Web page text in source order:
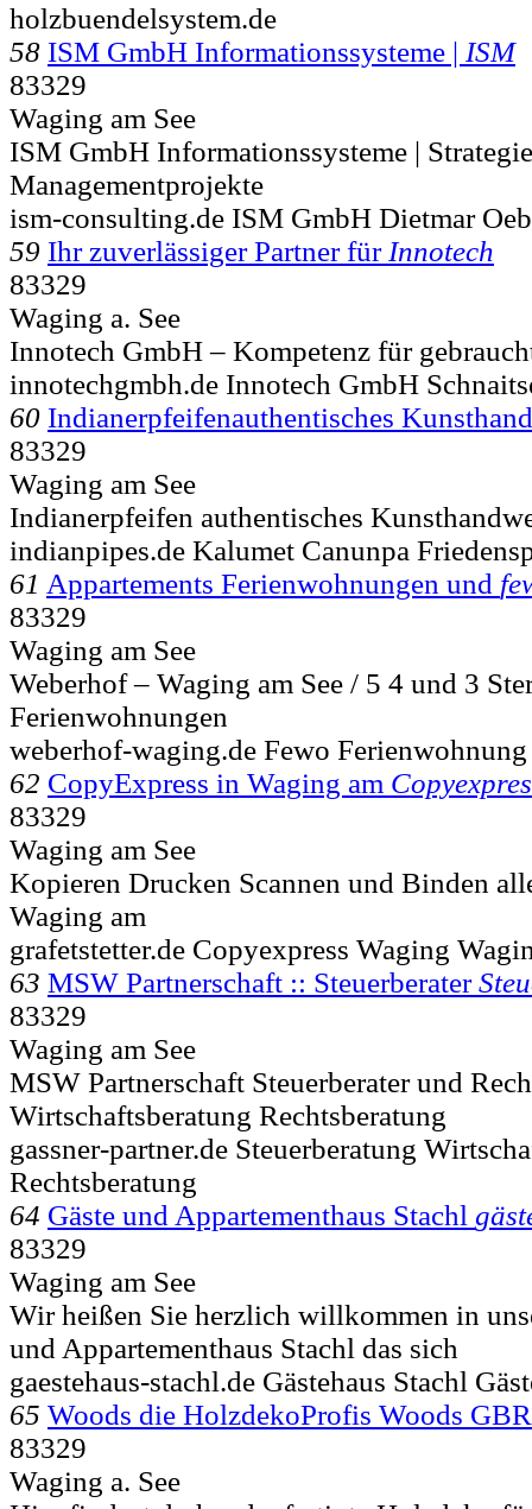
holzbuendelsystem.de
58 ISM GmbH Informationssysteme | ISM
83329
Waging am See
ISM GmbH Informationssysteme |
Managementprojekte
ism-consulting.de ISM GmbH Dietmar
59 Ihr zuverlässiger Partner für Innotech
83329
Waging a. See
Innotech GmbH – Kompetenz für
innotechgmbh.de Innotech GmbH
60 Indianerpfeifenauthentisches
83329
Waging am See
Indianerpfeifen authentisches
indianpipes.de Kalumet Canunpa
61 Appartements Ferienwohnungen und
83329
Waging am See
Weberhof – Waging am See / 5 4 und 3
Ferienwohnungen
weberhof-waging.de Fewo
62 CopyExpress in Waging am
83329
Waging am See
Kopieren Drucken Scannen und Binden
Waging am
grafetstetter.de Copyexpress Waging
63 MSW Partnerschaft :: Steuerberater
83329
Waging am See
MSW Partnerschaft Steuerberater und
Wirtschaftsberatung Rechtsberatung
gassner-partner.de Steuerberatung
Rechtsberatung
64 Gäste und Appartementhaus Stachl
83329
Waging am See
Wir heißen Sie herzlich willkommen in
und Appartementhaus Stachl das sich
gaestehaus-stachl.de Gästehaus Stachl
65 Woods die HolzdekoProfis Woods GBR
83329
Waging a. See